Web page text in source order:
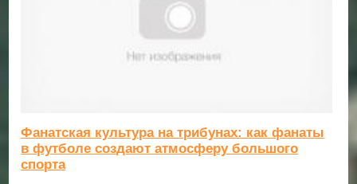
Фанатская культура на трибунах: как фанаты
в футболе создают атмосферу большого
спорта